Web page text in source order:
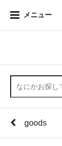
メニュー
goods